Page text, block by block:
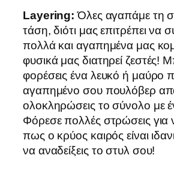
Layering:Όλες αγαπάμε τη
τάση, διότι μας επιτρέπει να
πολλά και αγαπημένα μας
φυσικά μας διατηρεί ζεστές!
φορέσεις ένα λευκό ή μαύρο
αγαπημένο σου πουλόβερ
ολοκληρώσεις το σύνολο με
Φόρεσε πολλές στρώσεις για
πως ο κρύος καιρός είναι
να αναδείξεις το στυλ σου!